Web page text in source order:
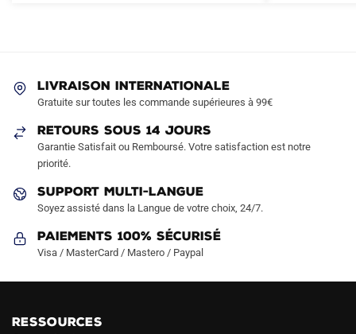
choisies
la
page
produit
LIVRAISON INTERNATIONALE
Gratuite sur toutes les commande supérieures à 99€
RETOURS SOUS 14 JOURS
Garantie Satisfait ou Remboursé. Votre satisfaction est notre
priorité.
SUPPORT MULTI-LANGUE
Soyez assisté dans la Langue de votre choix, 24/7.
Paiements 100% Sécurisé
Visa / MasterCard / Mastero / Paypal
RESSOURCES